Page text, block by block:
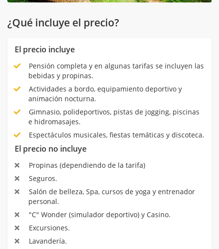
¿Qué incluye el precio?
El precio incluye
Pensión completa y en algunas tarifas se incluyen las
bebidas y propinas.
Actividades a bordo, equipamiento deportivo y
animación nocturna.
Gimnasio, polideportivos, pistas de jogging, piscinas
e hidromasajes.
Espectáculos musicales, fiestas temáticas y discoteca.
El precio no incluye
Propinas (dependiendo de la tarifa)
Seguros.
Salón de belleza, Spa, cursos de yoga y entrenador
personal.
"C" Wonder (simulador deportivo) y Casino.
Excursiones.
Lavandería.